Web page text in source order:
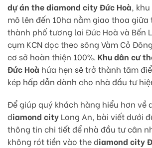
dự án the diamond city Đức Hoà,
mô lên đến 10ha nằm giao thoa
thành phố tương lai Đức Hoà và Bến
cụm KCN dọc theo sông Vàm Cỏ
cơ sở hoàn thiện 100%. Khu dân cư
Đức Hoà hứa hẹn sẽ trở thành tâm
kép hấp dẫn dành cho nhà đầu tư
Để giúp quý khách hàng hiểu hơn về
diamond city Long An, bài viết dưới
thông tin chi tiết để nhà đầu tư cân
không rót tiền vào the diamond city